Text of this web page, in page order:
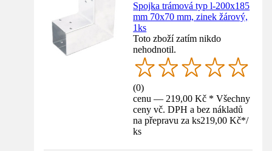
Spojka trámová typ l-200x185
mm 70x70 mm, zinek žárový,
1ks
Toto zboží zatím nikdo
nehodnotil.
(0)
cenu — 219,00 Kč * Všechny
ceny vč. DPH a bez nákladů
na přepravu za ks219,00 Kč*/
ks